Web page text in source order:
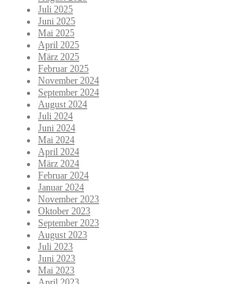
Juli 2025
Juni 2025
Mai 2025
April 2025
März 2025
Februar 2025
November 2024
September 2024
August 2024
Juli 2024
Juni 2024
Mai 2024
April 2024
März 2024
Februar 2024
Januar 2024
November 2023
Oktober 2023
September 2023
August 2023
Juli 2023
Juni 2023
Mai 2023